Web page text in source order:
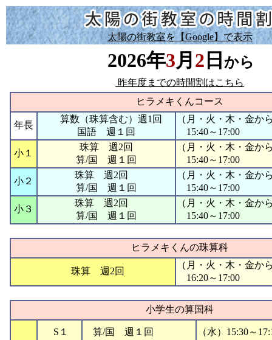
太陽の街教室を【Google】で表示
2026年3月 2 日 から
昨年度までの時間割はこちら
ヒラメキくんコース
年長
算数（珠算含む）週1回
国語 週１回
（月・火・木・金か
15:40～17:00
小１
珠算 週2回
算/国 週１回
（月・火・木・金か
15:40～17:00
小２
珠算 週2回
算/国 週１回
（月・火・木・金か
15:40～17:00
小３
珠算 週2回
算/国 週１回
（月・火・木・金か
15:40～17:00
ヒラメキくんの珠算科
珠算 週2回
（月・火・木・金か
16:20～17:00
小学生の算国科
S１ 算/国 週１回 （水）15:30～